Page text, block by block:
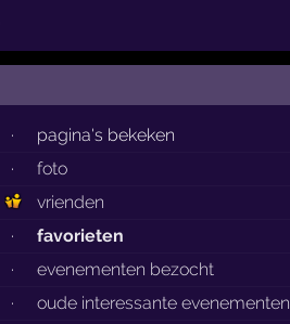
·
pagina's bekeken
·
foto
vrienden
·
favorieten
·
evenementen bezocht
·
oude interessante evenementen